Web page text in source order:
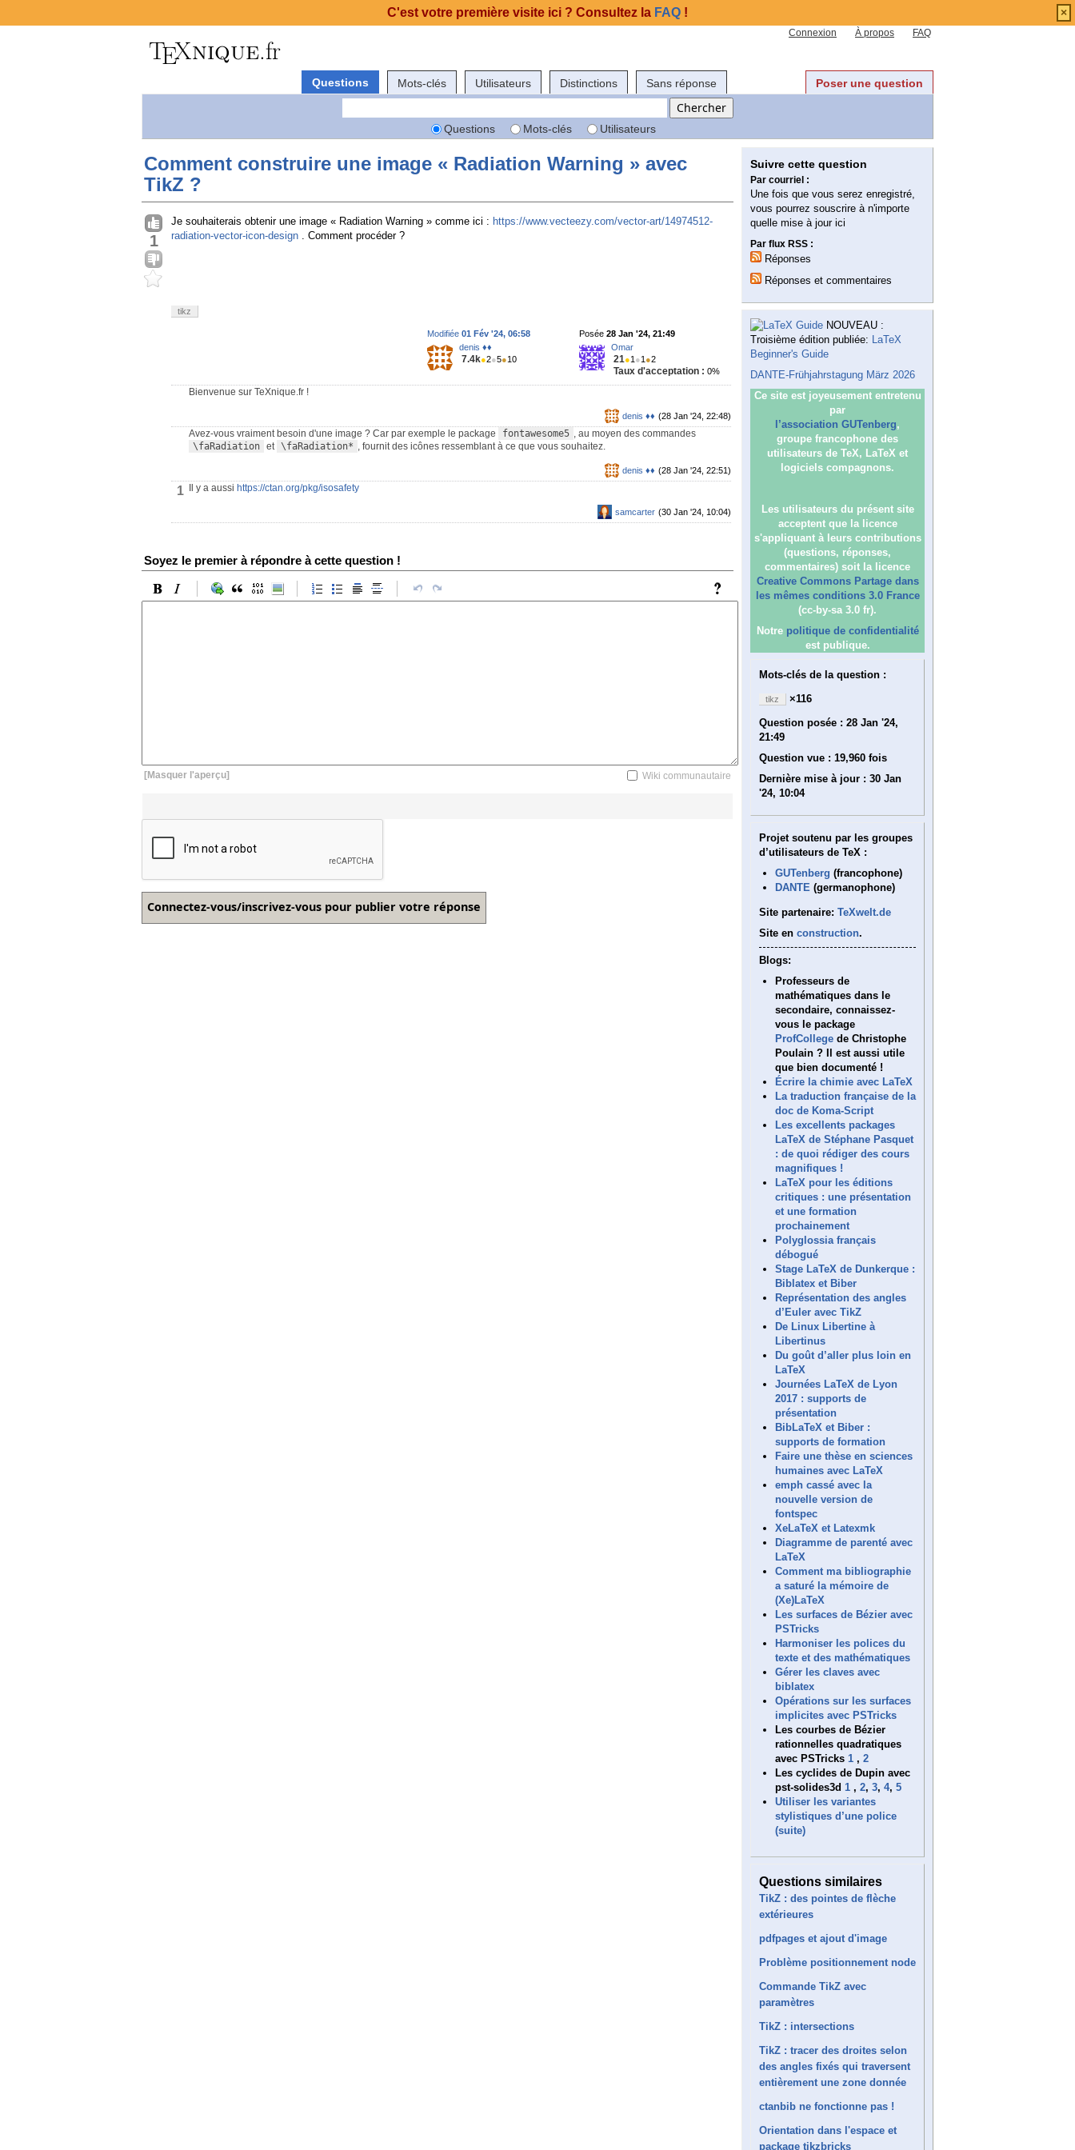
Connexion À propos FAQ
Questions Mots-clés Utilisateurs Distinctions Sans réponse Poser une question
Questions Mots-clés Utilisateurs
Comment construire une image « Radiation Warning » avec
TikZ ?
1
Je souhaiterais obtenir une image « Radiation Warning » comme ici : https://www.vecteezy.com/vector-art/14974512-
radiation-vector-icon-design . Comment procéder ?
tikz
Posée 28 Jan '24, 21:49
Omar
21●1 ●1 ●2
Taux d'acceptation : 0%
Modifiée 01 Fév '24, 06:58
denis ♦♦
7.4k●2●5●10
Bienvenue sur TeXnique.fr !
(28 Jan '24, 22:48)
denis ♦♦
Avez-vous vraiment besoin d'une image ? Car par exemple le package fontawesome5 , au moyen des commandes
\faRadiation et \faRadiation* , fournit des icônes ressemblant à ce que vous souhaitez.
(28 Jan '24, 22:51)
denis ♦♦
1 Il y a aussi https://ctan.org/pkg/isosafety
(30 Jan '24, 10:04)
samcarter
Soyez le premier à répondre à cette question !
[Masquer l'aperçu] Wiki communautaire
Suivre cette question
Par courriel :
Une fois que vous serez enregistré,
vous pourrez souscrire à n'importe
quelle mise à jour ici
Par flux RSS :
Réponses
Réponses et commentaires
NOUVEAU :
Troisième édition publiée: LaTeX
Beginner's Guide
DANTE-Frühjahrstagung März 2026
Ce site est joyeusement entretenu
par
l’association GUTenberg,
groupe francophone des
utilisateurs de TeX, LaTeX et
logiciels compagnons.
Les utilisateurs du présent site
acceptent que la licence
s'appliquant à leurs contributions
(questions, réponses,
commentaires) soit la licence
Creative Commons Partage dans
les mêmes conditions 3.0 France
(cc-by-sa 3.0 fr).
Notre politique de confidentialité
est publique.
Mots-clés de la question :
tikz
×116
Question posée : 28 Jan '24,
21:49
Question vue : 19,960 fois
Dernière mise à jour : 30 Jan
'24, 10:04
Projet soutenu par les groupes
d’utilisateurs de TeX :
GUTenberg (francophone)
DANTE (germanophone)
Site partenaire: TeXwelt.de
Site en construction.
Blogs:
Professeurs de
mathématiques dans le
secondaire, connaissez-
vous le package
ProfCollege de Christophe
Poulain ? Il est aussi utile
que bien documenté !
Écrire la chimie avec LaTeX
La traduction française de la
doc de Koma-Script
Les excellents packages
LaTeX de Stéphane Pasquet
: de quoi rédiger des cours
magnifiques !
LaTeX pour les éditions
critiques : une présentation
et une formation
prochainement
Polyglossia français
débogué
Stage LaTeX de Dunkerque :
Biblatex et Biber
Représentation des angles
d’Euler avec TikZ
De Linux Libertine à
Libertinus
Du goût d’aller plus loin en
LaTeX
Journées LaTeX de Lyon
2017 : supports de
présentation
BibLaTeX et Biber :
supports de formation
Faire une thèse en sciences
humaines avec LaTeX
emph cassé avec la
nouvelle version de
fontspec
XeLaTeX et Latexmk
Diagramme de parenté avec
LaTeX
Comment ma bibliographie
a saturé la mémoire de
(Xe)LaTeX
Les surfaces de Bézier avec
PSTricks
Harmoniser les polices du
texte et des mathématiques
Gérer les claves avec
biblatex
Opérations sur les surfaces
implicites avec PSTricks
Les courbes de Bézier
rationnelles quadratiques
avec PSTricks 1 , 2
Les cyclides de Dupin avec
pst-solides3d 1 , 2, 3, 4, 5
Utiliser les variantes
stylistiques d’une police
(suite)
Questions similaires
TikZ : des pointes de flèche
extérieures
pdfpages et ajout d'image
Problème positionnement node
Commande TikZ avec
paramètres
TikZ : intersections
TikZ : tracer des droites selon
des angles fixés qui traversent
entièrement une zone donnée
ctanbib ne fonctionne pas !
Orientation dans l'espace et
package tikzbricks
C'est votre première visite ici ? Consultez la FAQ ! ×